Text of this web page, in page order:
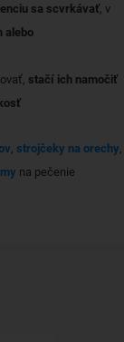
sa scvrkávať , v
alebo
stačí ich namočiť
strojčeky na orechy
na pečenie